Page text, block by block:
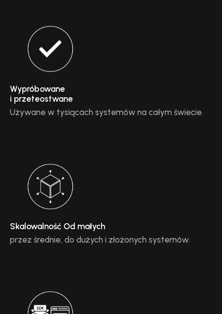
Wypróbowane
i przeteostwane
Używane w tysiącach systemów na całym świecie.
Skalowalność Od małych
przez średnie, do dużych i złożonych systemów.